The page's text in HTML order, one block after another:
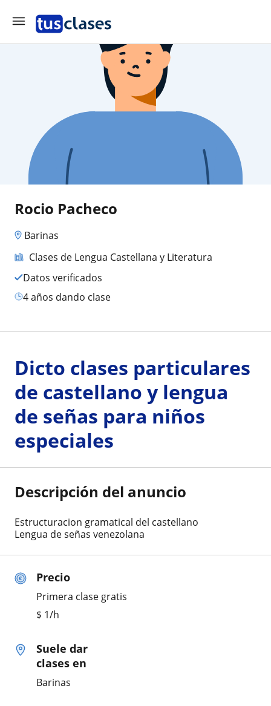
Rocio Pacheco
Barinas
Clases de Lengua Castellana y Literatura
Datos verificados
4 años dando clase
Precio
Primera clase gratis
$ 1/h
Suele dar
clases en
Barinas
Dicto clases particulares
de castellano y lengua
de señas para niños
especiales
Descripción del anuncio
Estructuracion gramatical del castellano
Lengua de señas venezolana